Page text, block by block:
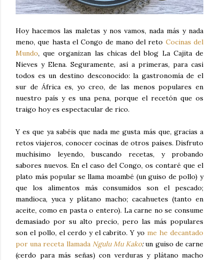
Hoy hacemos las maletas y nos vamos, nada más y nada
meno, que hasta el Congo de mano del reto Cocinas del
Mundo, que organizan las chicas del blog La Cajita de
Nieves y Elena. Seguramente, así a primeras, para casi
todos es un destino desconocido: la gastronomía de el
sur de África es, yo creo, de las menos populares en
nuestro país y es una pena, porque el recetón que os
traigo hoy es espectacular de rico.
Y es que ya sabéis que nada me gusta más que, gracias a
retos viajeros, conocer cocinas de otros países. Disfruto
muchísimo leyendo, buscando recetas, y probando
sabores nuevos. En el caso del Congo, os contaré que el
plato más popular se llama moambé (un guiso de pollo) y
que los alimentos más consumidos son el pescado;
mandioca, yuca y plátano macho; cacahuetes (tanto en
aceite, como en pasta o entero). La carne no se consume
demasiado por su alto precio, pero las más populares
son el pollo, el cerdo y el cabrito. Y yome he decantado
por una receta llamada Ngulu Mu Kako:un guiso de carne
(cerdo para más señas) con verduras y plátano macho